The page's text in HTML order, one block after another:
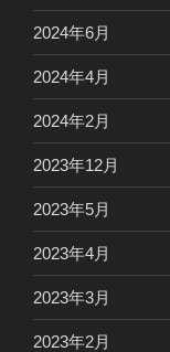
2024年6月
2024年4月
2024年2月
2023年12月
2023年5月
2023年4月
2023年3月
2023年2月